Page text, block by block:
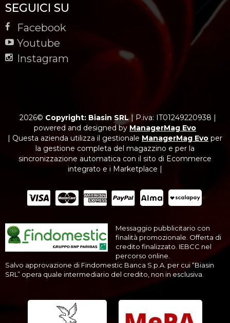
SEGUICI SU
Facebook
Youtube
Instagram
2026© Copyright: Biasin SRL| P.iva: IT01249220938 |
powered and designed by ManagerMag Evo
| Questa azienda utilizza il gestionale ManagerMag Evo per
la gestione completa del magazzino e per la
sincronizzazione automatica con il sito di Ecommerce
integrato e i Marketplace |
Messaggio pubblicitario con
finalità promozionale. Offerta di
credito finalizzato. IEBCC nel
percorso online.
Salvo approvazione di Findomestic Banca S.p.A. per cui “Biasin
SRL” opera quale intermediario del credito, non in esclusiva.